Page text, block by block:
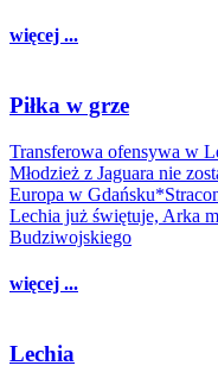
więcej ...
Piłka w grze
Transferowa ofensywa w
Młodzież z Jaguara nie
Europa w
Lechia już świętuje, Arka
Budziwojskiego
więcej ...
Lechia